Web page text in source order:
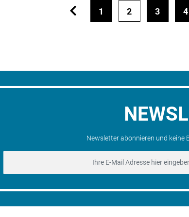
1 2 3 4
Newsletter abonnieren und keine